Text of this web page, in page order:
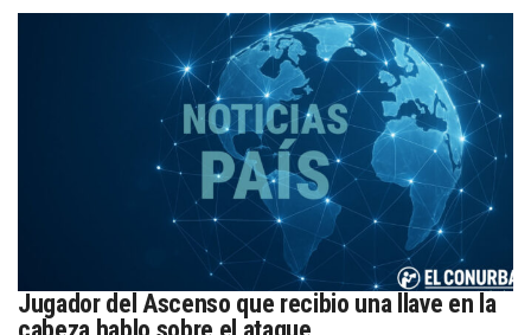
Jugador del Ascenso que recibio una llave en la